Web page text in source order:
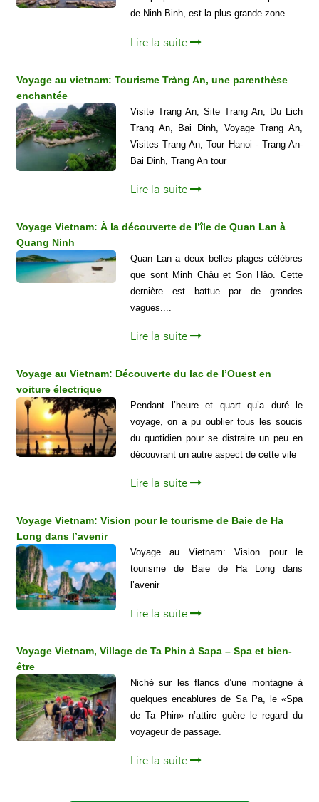
de Ninh Binh, est la plus grande zone...
Lire la suite
Voyage au vietnam: Tourisme Tràng An, une parenthèse
enchantée
Visite Trang An, Site Trang An, Du Lich
Trang An, Bai Dinh, Voyage Trang An,
Visites Trang An, Tour Hanoi - Trang An-
Bai Dinh, Trang An tour
Lire la suite
Voyage Vietnam: À la découverte de l’île de Quan Lan à
Quang Ninh
Quan Lan a deux belles plages célèbres
que sont Minh Châu et Son Hào. Cette
dernière est battue par de grandes
vagues....
Lire la suite
Voyage au Vietnam: Découverte du lac de l’Ouest en
voiture électrique
Pendant l’heure et quart qu’a duré le
voyage, on a pu oublier tous les soucis
du quotidien pour se distraire un peu en
découvrant un autre aspect de cette vile
Lire la suite
Voyage Vietnam: Vision pour le tourisme de Baie de Ha
Long dans l’avenir
Voyage au Vietnam: Vision pour le
tourisme de Baie de Ha Long dans
l’avenir
Lire la suite
Voyage Vietnam, Village de Ta Phin à Sapa – Spa et bien-
être
Niché sur les flancs d’une montagne à
quelques encablures de Sa Pa, le «Spa
de Ta Phin» n’attire guère le regard du
voyageur de passage.
Lire la suite